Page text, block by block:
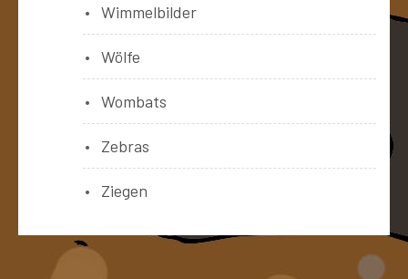
Wimmelbilder
Wölfe
Wombats
Zebras
Ziegen